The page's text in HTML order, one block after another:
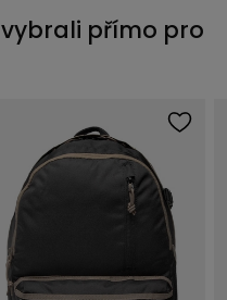
přímo pro